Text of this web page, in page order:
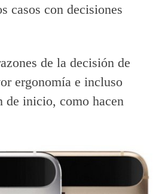
casos con decisiones
de la decisión de
ergonomía e incluso
de inicio, como hacen